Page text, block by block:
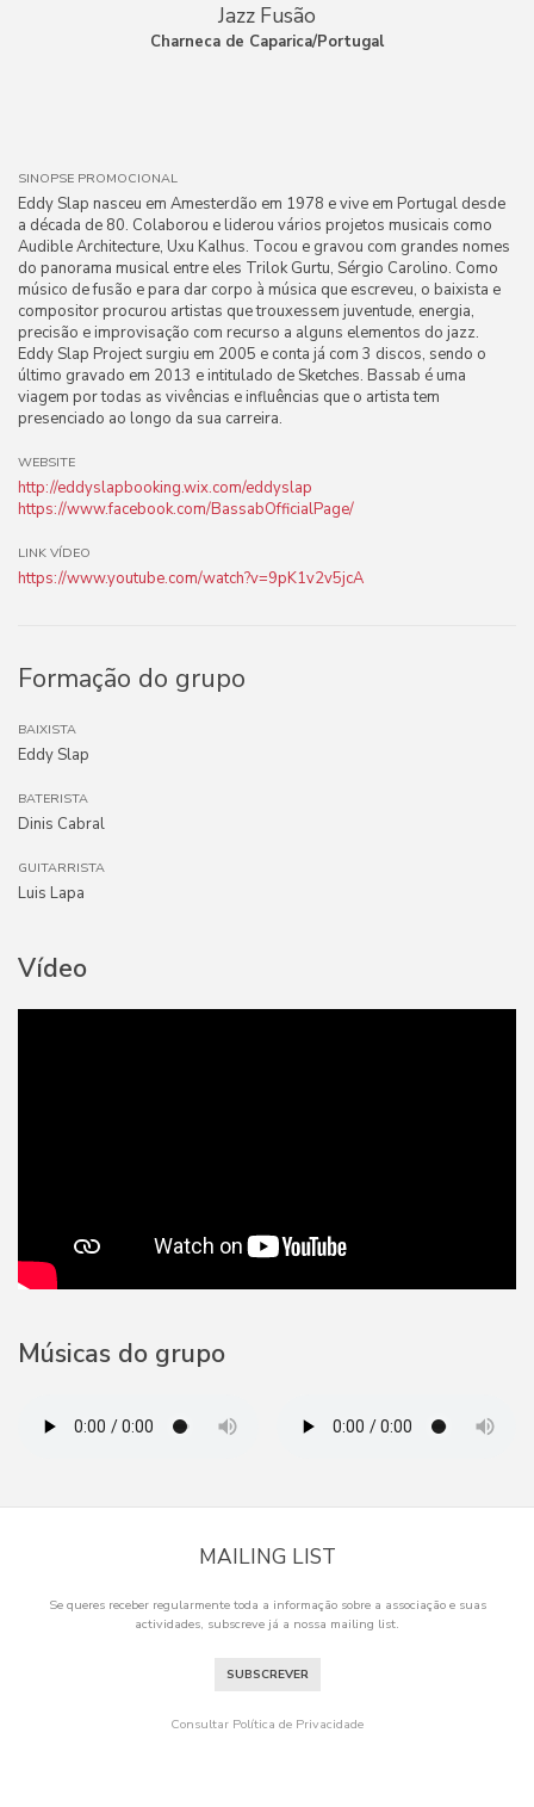
Jazz Fusão
Charneca de Caparica/Portugal
SINOPSE PROMOCIONAL
Eddy Slap nasceu em Amesterdão em 1978 e vive em Portugal desde
a década de 80. Colaborou e liderou vários projetos musicais como
Audible Architecture, Uxu Kalhus. Tocou e gravou com grandes nomes
do panorama musical entre eles Trilok Gurtu, Sérgio Carolino. Como
músico de fusão e para dar corpo à música que escreveu, o baixista e
compositor procurou artistas que trouxessem juventude, energia,
precisão e improvisação com recurso a alguns elementos do jazz.
Eddy Slap Project surgiu em 2005 e conta já com 3 discos, sendo o
último gravado em 2013 e intitulado de Sketches. Bassab é uma
viagem por todas as vivências e influências que o artista tem
presenciado ao longo da sua carreira.
WEBSITE
http://eddyslapbooking.wix.com/eddyslap
https://www.facebook.com/BassabOfficialPage/
LINK VÍDEO
https://www.youtube.com/watch?v=9pK1v2v5jcA
Formação do grupo
BAIXISTA
Eddy Slap
BATERISTA
Dinis Cabral
GUITARRISTA
Luis Lapa
Vídeo
Músicas do grupo
MAILING LIST
Se queres receber regularmente toda a informação sobre a associação e suas
actividades, subscreve já a nossa mailing list.
SUBSCREVER
Consultar Política de Privacidade